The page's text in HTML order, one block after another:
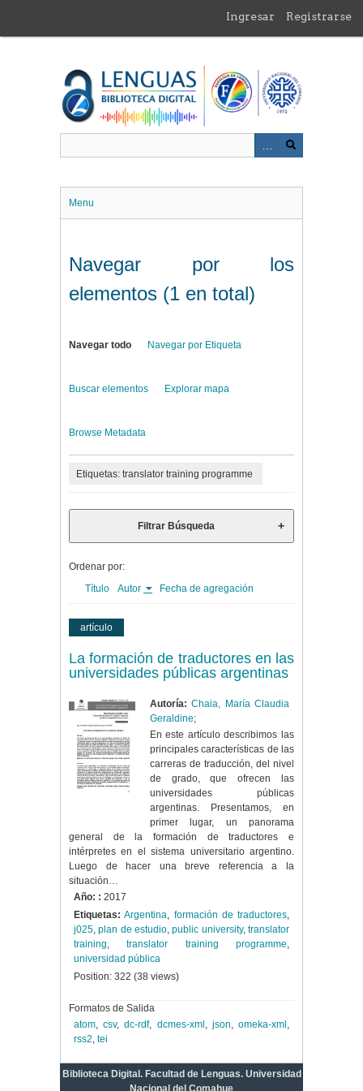
contenido
Ingresar Registrarse
Menu
Navegar por los
elementos (1 en total)
Navegar todo Navegar por Etiqueta
Buscar elementos Explorar mapa
Browse Metadata
Etiquetas: translator training programme
Filtrar Búsqueda
Ordenar por:
Título
Autor Fecha de agregación
artículo
La formación de traductores en las
universidades públicas argentinas
Autoría: Chaia, María Claudia
Geraldine;
En este artículo describimos las
principales características de las
carreras de traducción, del nivel
de grado, que ofrecen las
universidades públicas
argentinas. Presentamos, en
primer lugar, un panorama
general de la formación de traductores e
intérpretes en el sistema universitario argentino.
Luego de hacer una breve referencia a la
situación…
Año: : 2017
Etiquetas: Argentina, formación de traductores,
j025,plan de estudio,public university,translator
training,translator training programme,
universidad pública
Position: 322 (38 views)
Formatos de Salida
atom,csv,dc-rdf, dcmes-xml , json,omeka-xml ,
rss2, tei
Biblioteca Digital. Facultad de Lenguas. Universidad
Nacional del Comahue